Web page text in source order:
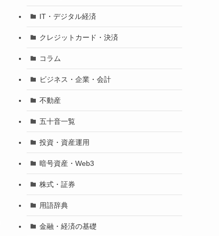
IT・デジタル経済
クレジットカード・決済
コラム
ビジネス・企業・会計
不動産
五十音一覧
投資・資産運用
暗号資産・Web3
株式・証券
用語辞典
金融・経済の基礎